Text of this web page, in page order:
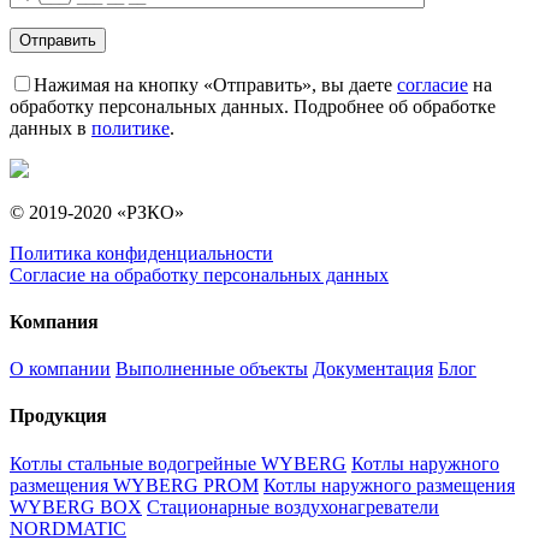
Нажимая на кнопку «Отправить», вы даете согласие на
обработку персональных данных. Подробнее об обработке
данных в политике.
© 2019-2020 «РЗКО»
Политика конфиденциальности
Согласие на обработку персональных данных
Компания
О компании Выполненные объекты Документация Блог
Продукция
Котлы стальные водогрейные WYBERG Котлы наружного
размещения WYBERG PROM Котлы наружного размещения
WYBERG BOX Стационарные воздухонагреватели
NORDMATIC